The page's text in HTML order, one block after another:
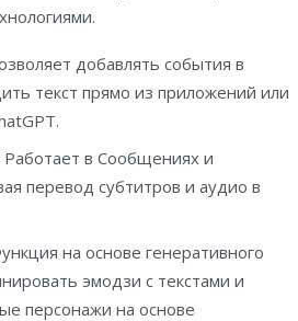
добавлять события в
текст прямо из приложений или
Работает в Сообщениях и
перевод субтитров и аудио в
на основе генеративного
эмодзи с текстами и
персонажи на основе